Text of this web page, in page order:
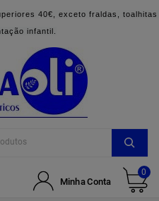
40€, exceto fraldas, toalhitas
infantil.
Minha Conta
0